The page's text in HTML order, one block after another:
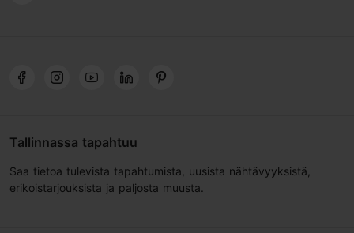
Tallinnassa tapahtuu
Saa tietoa tulevista tapahtumista, uusista nähtävyyksistä,
erikoistarjouksista ja paljosta muusta.